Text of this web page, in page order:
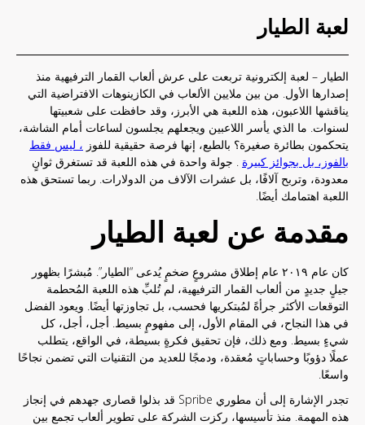
لعبة الطيار
الطيار – لعبة إلكترونية تربعت على عرش ألعاب القمار الترفيهية منذ
إصدارها الأول. من بين ملايين الألعاب في الكازينوهات الافتراضية التي
يناقشها اللاعبون، هذه اللعبة هي الأبرز، وقد حافظت على شعبيتها
لسنوات. ما الذي يأسر اللاعبين ويجعلهم يجلسون لساعات أمام الشاشة،
يتحكمون بطائرة صغيرة؟ بالطبع، إنها فرصة حقيقية للفوز ، ليس فقط
بالفوز، بل بجوائز كبيرة . جولة واحدة في هذه اللعبة قد تستغرق ثوانٍ
معدودة، وتربح آلافًا، بل عشرات الآلاف من الدولارات. ربما تستحق هذه
اللعبة اهتمامك أيضًا.
مقدمة عن لعبة الطيار
كان عام ٢٠١٩ عام إطلاق مشروعٍ ضخمٍ يُدعى “الطيار”. مُبشرًا بظهور
جيلٍ جديدٍ من ألعاب القمار الترفيهية، لم تُلبِّ هذه اللعبة المُحطمة
التوقعات الأكثر جرأةً لمُبتكريها فحسب، بل تجاوزتها أيضًا. ويعود الفضل
في هذا النجاح، في المقام الأول، إلى مفهومٍ بسيط. أجل، أجل، كل
شيءٍ بسيط. ومع ذلك، فإن تحقيق فكرةٍ بسيطة، في الواقع، يتطلب
عملًا دؤوبًا وحساباتٍ مُعقدة، ودمجًا للعديد من التقنيات التي تضمن نجاحًا
واسعًا.
تجدر الإشارة إلى أن مطوري Spribe قد بذلوا قصارى جهدهم في إنجاز
هذه المهمة. منذ تأسيسها، ركزت الشركة على تطوير ألعاب تجمع بين